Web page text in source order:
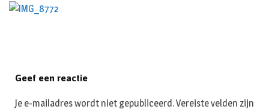
Geef een reactie
Je e-mailadres wordt niet gepubliceerd.Vereiste velden zijn